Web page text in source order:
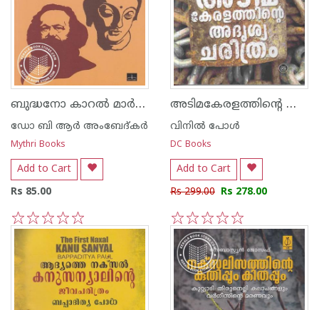
ബുദ്ധനോ കാറല്‍ മാര്‍ക്സോ
ഡോ ബി ആര്‍ അംബേദ്കര്‍
Mythri Books
Add to Cart
Rs 85.00
5
4
3
2
1
അടിമകേരളത്തിന്റെ അദൃശ്യ ചരിത്രം
വിനില്‍ പോള്‍
DC Books
Add to Cart
Rs 299.00 Rs 278.00
5
4
3
2
1